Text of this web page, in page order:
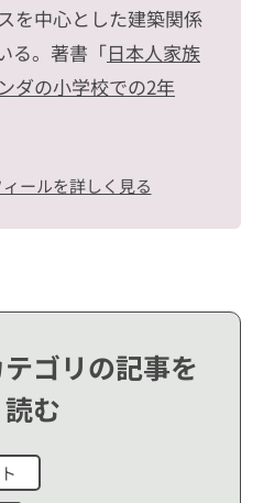
を中心とした建築関係
る。著書「日本人家族
ダの小学校での2年
ールを詳しく見る
ゴリの記事を
読む